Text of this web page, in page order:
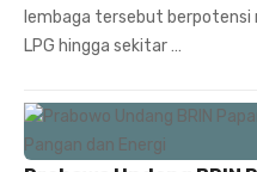
lembaga tersebut berpotensi
LPG hingga sekitar …